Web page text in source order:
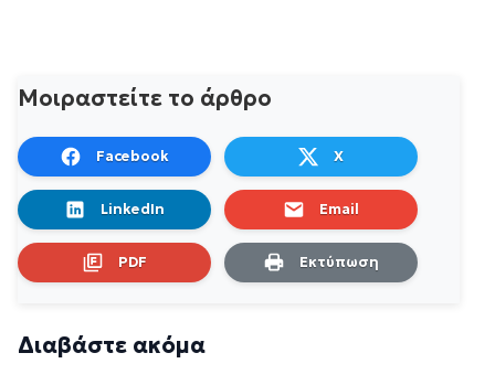
Μοιραστείτε το άρθρο
Facebook X
LinkedIn Email
PDF Εκτύπωση
Διαβάστε ακόμα